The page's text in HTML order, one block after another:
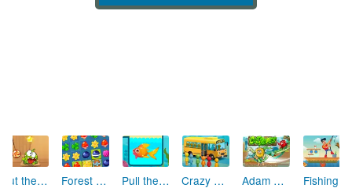
Cut the Rope Forest Match Pull the Pin : Sauve le Poisson Crazy Bus Station Adam and Eve Cut the ropes Fishing.io